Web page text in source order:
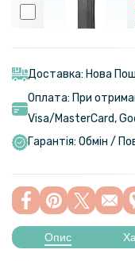
Чохол-книжка
Чохол книжка
Чохол Velvet
Доставка: Нова
Оплата: При
Visa/MasterСard,
Гарантія: Обмін /
Опис